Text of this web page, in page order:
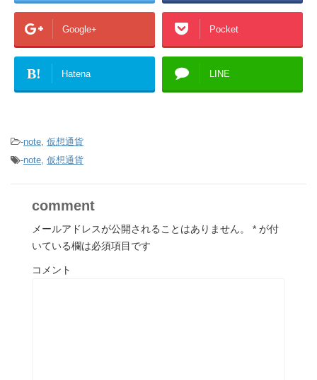
Google+ Pocket
B! Hatena LINE
-note, 仮想通貨
-note, 仮想通貨
comment
メールアドレスが公開されることはありません。 * が付
いている欄は必須項目です
コメント